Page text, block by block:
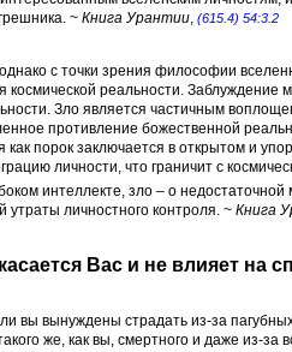
~ Книга Урантии, (615.4) 54:3.2
с точки зрения философии
космической реальности. Заблуждение
Зло является частичным
противление божественной
как порок заключается в открытом и
личности, что граничит с
интеллекте, зло – о недостаточной
утраты личностного контроля. ~ Книга
Вас и не влияет на
вы вынуждены страдать из-за пагубных
же, как вы, смертного и даже из-за